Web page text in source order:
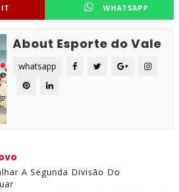
WHATSAPP
About Esporte do Vale
whatsapp
A Segunda Divisão Do